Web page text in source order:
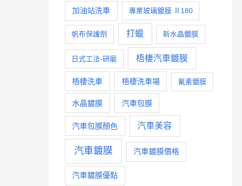
加油站洗車 專業玻璃鍍膜 Ⅱ180
帆布保護劑 打蠟 新水晶鍍膜
日式工法-研磨 梧棲汽車鍍膜
梧棲洗車 梧棲洗車場 氟素鍍膜
水晶鍍膜 汽車包膜
汽車包膜顏色 汽車美容
汽車鍍膜 汽車鍍膜價格
汽車鍍膜優點